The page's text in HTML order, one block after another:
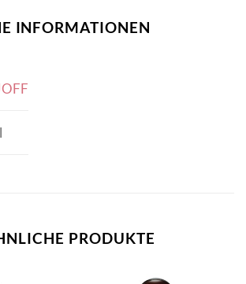
INFORMATIONEN
PRODUKTE